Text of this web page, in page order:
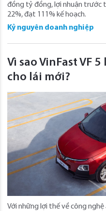
đồng tỷ đồng, lợi nhuận trước
22%, đạt 111% kế hoạch.
Kỷ nguyên doanh nghiệp
Vì sao VinFast VF
cho lái mới?
Với những lợi thế về công